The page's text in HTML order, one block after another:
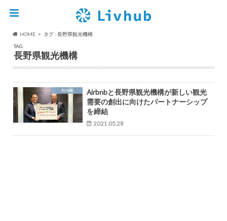
HOME
タグ : 長野県観光機構
TAG
長野県観光機構
Airbnb
Airbnbと長野県観光機構が新しい観光
需要の創出に向けたパートナーシップ
を締結
2021.05.28